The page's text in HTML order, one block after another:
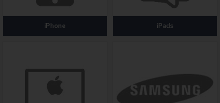
iPhone iPads